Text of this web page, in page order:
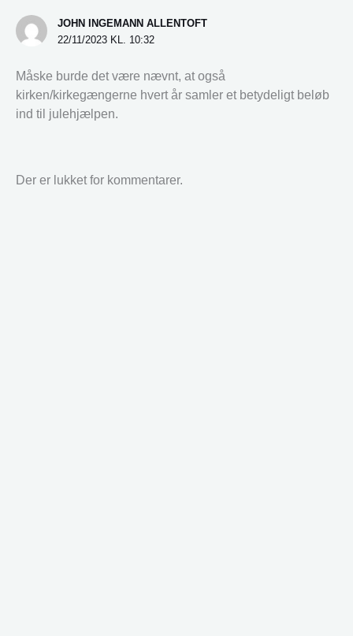
JOHN INGEMANN ALLENTOFT
22/11/2023 KL. 10:32
Måske burde det være nævnt, at også
kirken/kirkegængerne hvert år samler et betydeligt beløb
ind til julehjælpen.
Der er lukket for kommentarer.